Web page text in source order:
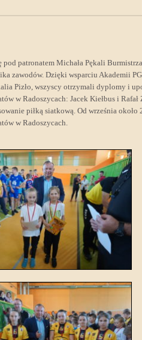
pod patronatem Michała Pękali
zawodów. Dzięki wsparciu Akademii
Pizło, wszyscy otrzymali dyplomy i
w Radoszycach: Jacek Kiełbus i
piłką siatkową. Od września
w Radoszycach.